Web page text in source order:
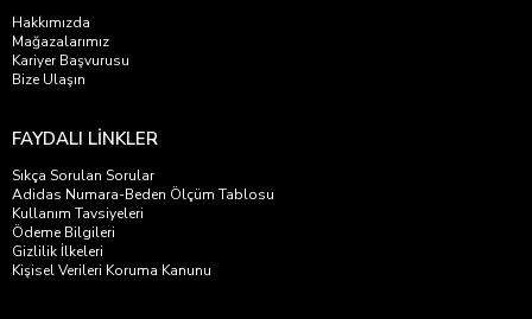
Hakkımızda
Mağazalarımız
Kariyer Başvurusu
Bize Ulaşın
FAYDALI LİNKLER
Sıkça Sorulan Sorular
Adidas Numara-Beden Ölçüm Tablosu
Kullanım Tavsiyeleri
Ödeme Bilgileri
Gizlilik İlkeleri
Kişisel Verileri Koruma Kanunu